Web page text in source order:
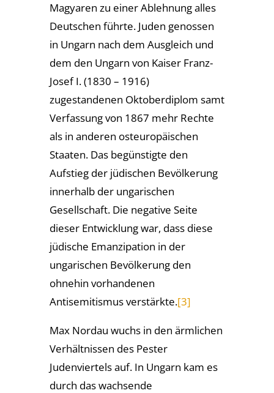
Magyaren zu einer Ablehnung alles
Deutschen führte. Juden genossen
in Ungarn nach dem Ausgleich und
dem den Ungarn von Kaiser Franz-
Josef I. (1830 – 1916)
zugestandenen Oktoberdiplom samt
Verfassung von 1867 mehr Rechte
als in anderen osteuropäischen
Staaten. Das begünstigte den
Aufstieg der jüdischen Bevölkerung
innerhalb der ungarischen
Gesellschaft. Die negative Seite
dieser Entwicklung war, dass diese
jüdische Emanzipation in der
ungarischen Bevölkerung den
ohnehin vorhandenen
Antisemitismus verstärkte.[3]
Max Nordau wuchs in den ärmlichen
Verhältnissen des Pester
Judenviertels auf. ­In Ungarn kam es
durch das wachsende